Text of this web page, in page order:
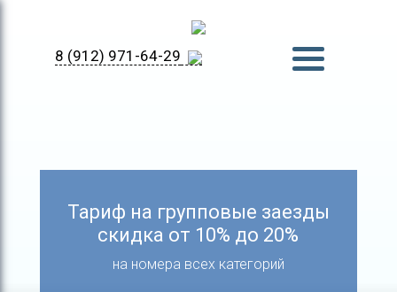
8 (912) 971-64-29
Тариф на групповые заезды
скидка от 10% до 20%
на номера всех категорий